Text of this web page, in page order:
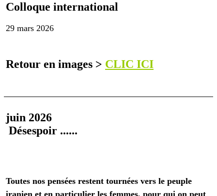
Colloque international
29 mars 2026
Retour en images > CLIC ICI
juin 2026
Désespoir ......
Toutes nos pensées restent tournées vers le peuple
iranien et en particulier les femmes, pour qui on peut